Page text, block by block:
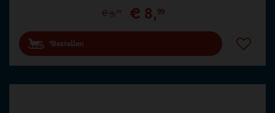
€ 9,99 € 8,99
Bestellen